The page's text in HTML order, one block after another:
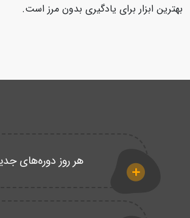
بهترین ابزار برای یادگیری بدون مرز است.
هر روز دوره‌های جدید